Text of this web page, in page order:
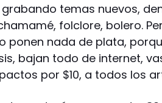
temas nuevos,
folclore, bolero.
ponen nada de plata,
bajan todo de internet,
por $10, a todos los